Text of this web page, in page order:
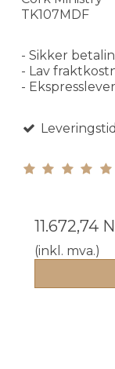
TK107MDF
- Sikker
- Lav
-
11.672,74
(inkl. mva.)